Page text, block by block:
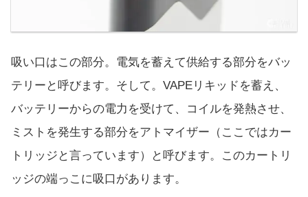
吸い口はこの部分。電気を蓄えて供給する部分をバッ
テリーと呼びます。そして。VAPEリキッドを蓄え、
バッテリーからの電力を受けて、コイルを発熱させ、
ミストを発生する部分をアトマイザー（ここではカー
トリッジと言っています）と呼びます。このカートリ
ッジの端っこに吸口があります。